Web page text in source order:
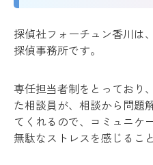
探偵社フォーチュン香川は
探偵事務所です。
専任担当者制をとっており
た相談員が、相談から問題
てくれるので、コミュニケ
無駄なストレスを感じるこ